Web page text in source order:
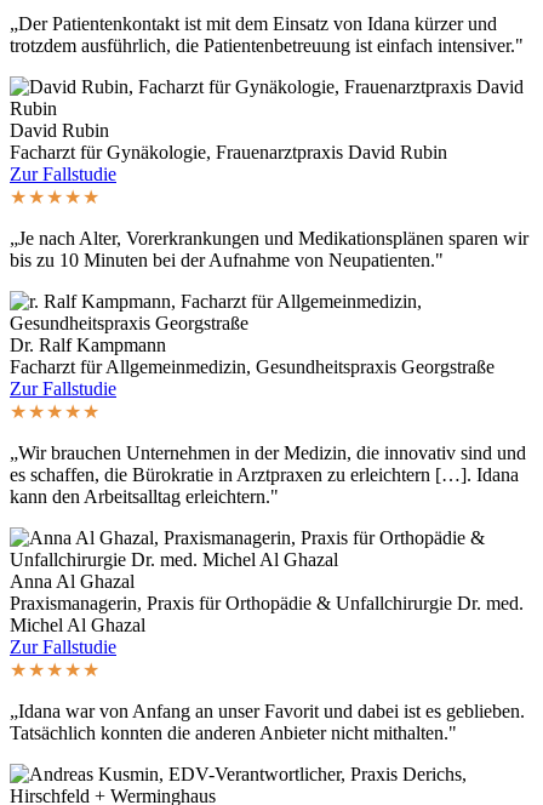
„Der Patientenkontakt ist mit dem Einsatz von Idana kürzer und
trotzdem ausführlich, die Patientenbetreuung ist einfach intensiver."
David Rubin
Facharzt für Gynäkologie, Frauenarztpraxis David Rubin
Zur Fallstudie
★★★★★
„Je nach Alter, Vorerkrankungen und Medikationsplänen sparen wir
bis zu 10 Minuten bei der Aufnahme von Neupatienten."
Dr. Ralf Kampmann
Facharzt für Allgemeinmedizin, Gesundheitspraxis Georgstraße
Zur Fallstudie
★★★★★
„Wir brauchen Unternehmen in der Medizin, die innovativ sind und
es schaffen, die Bürokratie in Arztpraxen zu erleichtern […]. Idana
kann den Arbeitsalltag erleichtern."
Anna Al Ghazal
Praxismanagerin, Praxis für Orthopädie & Unfallchirurgie Dr. med.
Michel Al Ghazal
Zur Fallstudie
★★★★★
„Idana war von Anfang an unser Favorit und dabei ist es geblieben.
Tatsächlich konnten die anderen Anbieter nicht mithalten."